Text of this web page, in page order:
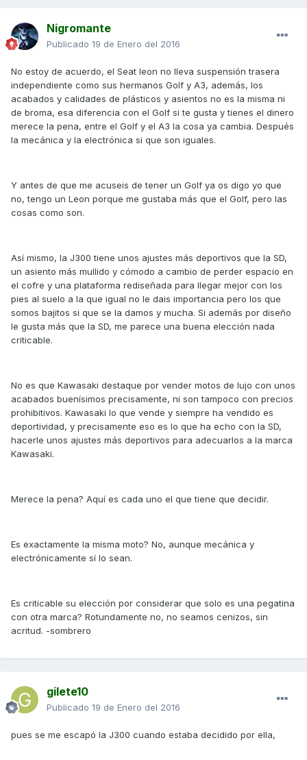
Nigromante
Publicado 19 de Enero del 2016
No estoy de acuerdo, el Seat leon no lleva suspensión trasera
independiente como sus hermanos Golf y A3, además, los
acabados y calidades de plásticos y asientos no es la misma ni
de broma, esa diferencia con el Golf si te gusta y tienes el dinero
merece la pena, entre el Golf y el A3 la cosa ya cambia. Después
la mecánica y la electrónica si que son iguales.
Y antes de que me acuseis de tener un Golf ya os digo yo que
no, tengo un Leon porque me gustaba más que el Golf, pero las
cosas como son.
Así mismo, la J300 tiene unos ajustes más deportivos que la SD,
un asiento más mullido y cómodo a cambio de perder espacio en
el cofre y una plataforma rediseñada para llegar mejor con los
pies al suelo a la que igual no le dais importancia pero los que
somos bajitos si que se la damos y mucha. Si además por diseño
le gusta más que la SD, me parece una buena elección nada
criticable.
No es que Kawasaki destaque por vender motos de lujo con unos
acabados buenísimos precisamente, ni son tampoco con precios
prohibitivos. Kawasaki lo que vende y siempre ha vendido es
deportividad, y precisamente eso es lo que ha echo con la SD,
hacerle unos ajustes más deportivos para adecuarlos a la marca
Kawasaki.
Merece la pena? Aquí es cada uno el que tiene que decidir.
Es exactamente la misma moto? No, aunque mecánica y
electrónicamente sí lo sean.
Es criticable su elección por considerar que solo es una pegatina
con otra marca? Rotundamente no, no seamos cenizos, sin
acritud. -sombrero
gilete10
Publicado 19 de Enero del 2016
pues se me escapó la J300 cuando estaba decidido por ella,